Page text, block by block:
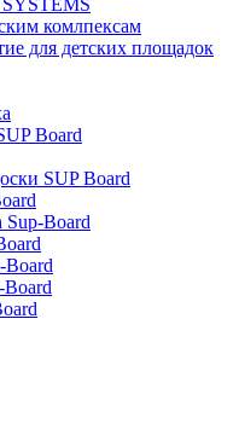
комлпексам
для детских площадок
Board
SUP Board
Sup-Board
Board
Board